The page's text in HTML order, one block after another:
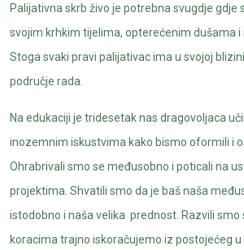
Palijativna skrb živo je potrebna svugdje gdje
svojim krhkim tijelima, opterećenim dušama i
Stoga svaki pravi palijativac ima u svojoj
područje rada.
Na edukaciji je tridesetak nas dragovoljaca
inozemnim iskustvima kako bismo oformili i
Ohrabrivali smo se međusobno i poticali na
projektima. Shvatili smo da je baš naša
istodobno i naša velika prednost. Razvili
koracima trajno iskoračujemo iz postojećeg u